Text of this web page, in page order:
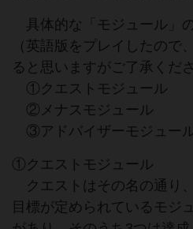
具体的な「モジュール」
（英語版をプレイしたので
ると思いますがご了承くださ
①クエストモジュール
②メナスモジュール
③アドバイザーモジュー
①クエストモジュール
クエストはその名の通り
目標が定められているモジ